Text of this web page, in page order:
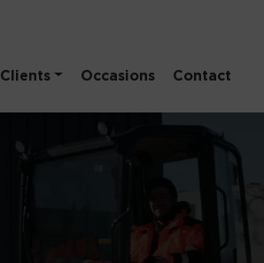
Clients Occasions Contact